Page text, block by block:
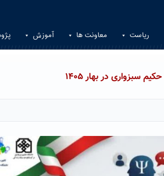
ریاست معاونت ها آموزش
سبزواری در بهار ۱۴۰۵